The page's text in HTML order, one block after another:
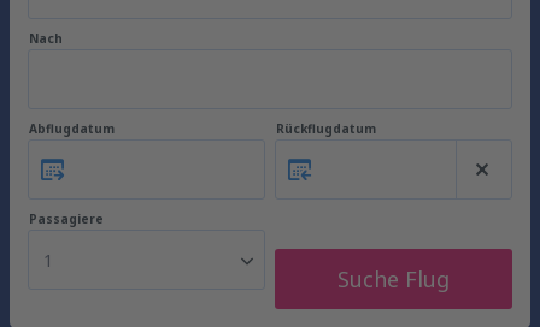
Nach
Abflugdatum Rückflugdatum
Passagiere
1
Suche Flug